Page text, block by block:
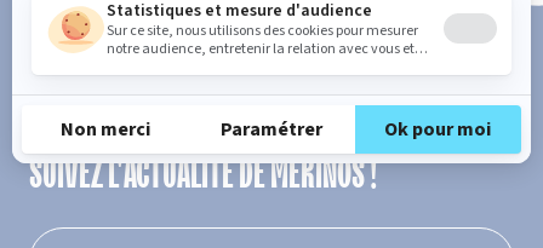
SUIVEZ L'ACTUALITÉ DE MERINOS !